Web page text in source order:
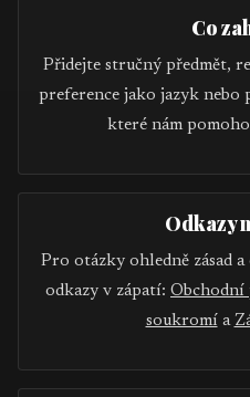
Co
Přidejte stručný předmět,
preference jako jazyk nebo
které nám
Odkazy
Pro otázky ohledně zásad
odkazy v zápatí: Obchodní
soukromí a